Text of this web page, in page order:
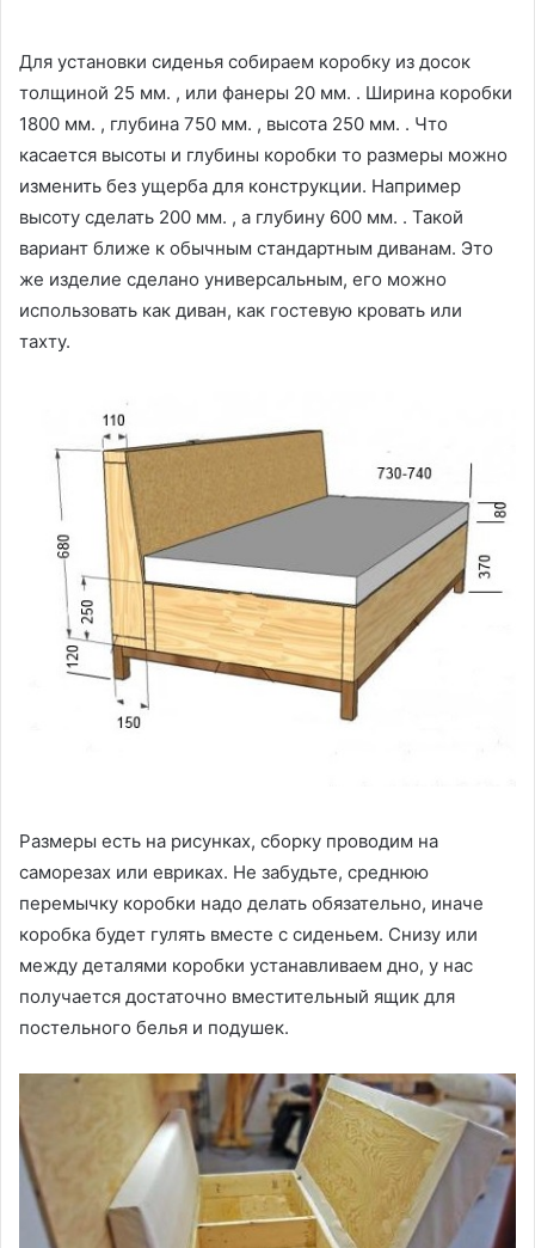
Для установки сиденья собираем коробку из досок
толщиной 25 мм. , или фанеры 20 мм. . Ширина коробки
1800 мм. , глубина 750 мм. , высота 250 мм. . Что
касается высоты и глубины коробки то размеры можно
изменить без ущерба для конструкции. Например
высоту сделать 200 мм. , а глубину 600 мм. . Такой
вариант ближе к обычным стандартным диванам. Это
же изделие сделано универсальным, его можно
использовать как диван, как гостевую кровать или
тахту.
Размеры есть на рисунках, сборку проводим на
саморезах или евриках. Не забудьте, среднюю
перемычку коробки надо делать обязательно, иначе
коробка будет гулять вместе с сиденьем. Снизу или
между деталями коробки устанавливаем дно, у нас
получается достаточно вместительный ящик для
постельного белья и подушек.